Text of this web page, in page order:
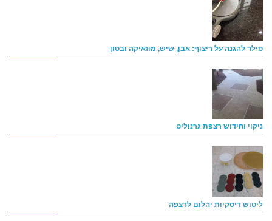
סילר להגנה על ריצוף: אבן, שיש, מוזאיקה ובטון
ניקוי וחידוש רצפת גרנוליט
ליטוש דיסקיות יהלום לרצפה